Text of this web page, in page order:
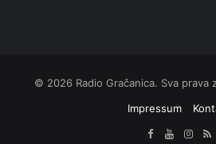
© 2026 Radio Gračanica. Sva prava
Impressum